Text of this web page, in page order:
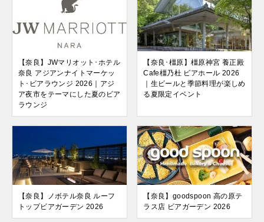
【奈良】JWマリオット･ホテル
奈良 アジアンナイトマーケッ
ト･ビアラウンジ 2026｜アジ
ア夜市をテーマにした夏のビア
ラウンジ
【奈良･橿原】橿原神宮 養正殿
Cafe橿乃杜 ビアホール 2026
｜生ビールと季節料理が楽しめ
る夏限定イベント
【奈良】ノボテル奈良 ルーフ
トップビアガーデン 2026
【奈良】goodspoon 高の原テ
ラス店 ビアガーデン 2026